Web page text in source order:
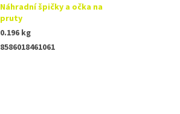
Náhradní špičky a očka na
pruty
0.196 kg
8586018461061